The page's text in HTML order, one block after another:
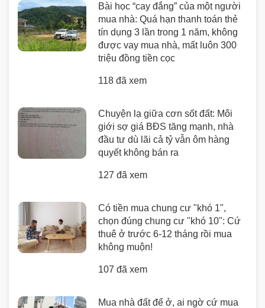
Bài học “cay đắng” của một người
mua nhà: Quá hạn thanh toán thẻ
tín dụng 3 lần trong 1 năm, không
được vay mua nhà, mất luôn 300
triệu đồng tiền cọc
118 đã xem
Chuyện lạ giữa cơn sốt đất: Môi
giới sợ giá BĐS tăng mạnh, nhà
đầu tư dù lãi cả tỷ vẫn ôm hàng
quyết không bán ra
127 đã xem
Có tiền mua chung cư "khó 1",
chọn đúng chung cư "khó 10": Cứ
thuê ở trước 6-12 tháng rồi mua
không muộn!
107 đã xem
Mua nhà đất để ở, ai ngờ cứ mua